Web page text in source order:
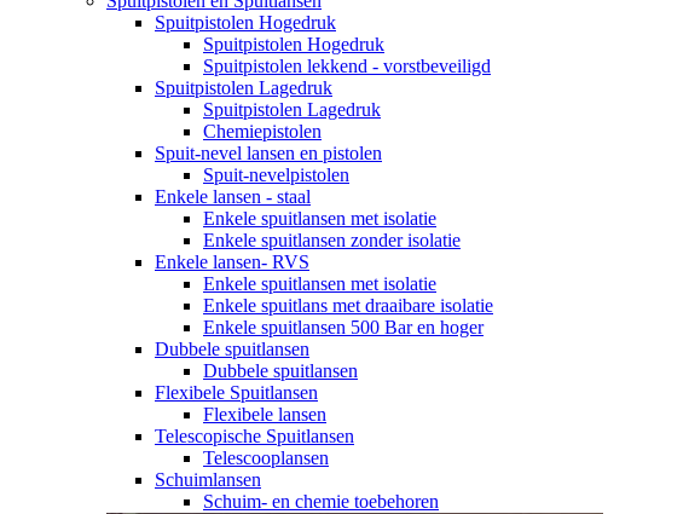
Spuitpistolen Hogedruk
Spuitpistolen Hogedruk
Spuitpistolen lekkend - vorstbeveiligd
Spuitpistolen Lagedruk
Spuitpistolen Lagedruk
Chemiepistolen
Spuit-nevel lansen en pistolen
Spuit-nevelpistolen
Enkele lansen - staal
Enkele spuitlansen met isolatie
Enkele spuitlansen zonder isolatie
Enkele lansen- RVS
Enkele spuitlansen met isolatie
Enkele spuitlans met draaibare isolatie
Enkele spuitlansen 500 Bar en hoger
Dubbele spuitlansen
Dubbele spuitlansen
Flexibele Spuitlansen
Flexibele lansen
Telescopische Spuitlansen
Telescooplansen
Schuimlansen
Schuim- en chemie toebehoren